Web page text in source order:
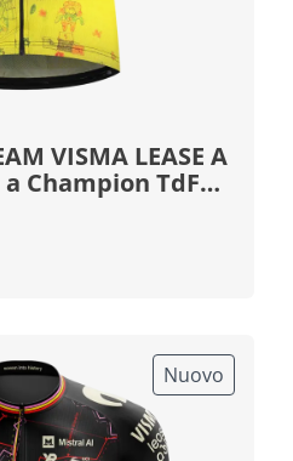
VISMA LEASE A
Champion TdF
Nuovo